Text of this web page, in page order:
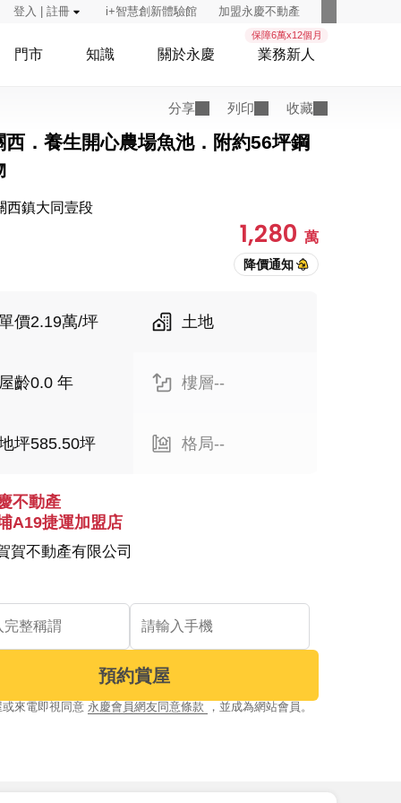
登入 | 註冊 i+智慧創新體驗館 加盟永慶不動產
門市 知識 關於永慶
保障6萬x12個月
業務新人
分享 列印 收藏
西．養生開心農場魚池．附約56坪鋼
西鎮大同壹段
1,280 萬
價2.19萬/坪 土地
齡0.0 年 樓層--
坪585.50坪 格局--
不動產
A19捷運加盟店
賀不動產有限公司
預約賞屋
來電即視同意 永慶會員網友同意條款 ，並成為網站會員。